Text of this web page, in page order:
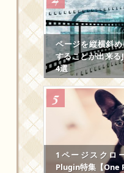
ページを縦横斜
することが出来
4選
1ページスクロ
Plugin特集【One